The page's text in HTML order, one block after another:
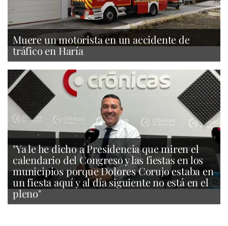
Muere un motorista en un accidente de
tráfico en Haría
"Ya le he dicho a Presidencia que miren el
calendario del Congreso y las fiestas en los
municipios porque Dolores Corujo estaba en
un fiesta aquí y al día siguiente no está en el
pleno"